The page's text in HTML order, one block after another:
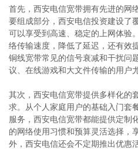
首先，西安电信宽带拥有先进的网
要组成部分，西安电信投资建设了
可以享受到高速、稳定的上网体验
络传输速度，降低了延迟，还有效
铜线宽带常见的信号衰减和干扰问
议、在线游戏和大文件传输的用户
其次，西安电信宽带提供多样化的
求。从个人家庭用户的基础入门套
服务，西安电信宽带都能提供定制
的网络使用习惯和预算灵活选择，
外，西安电信还会不定期推出优惠